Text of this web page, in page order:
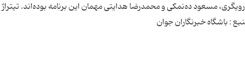
مسعود ده‌نمکی و محمدرضا هدایتی مهمان این برنامه بوده‌اند. تیتراژ
: باشگاه خبرنگاران جوان